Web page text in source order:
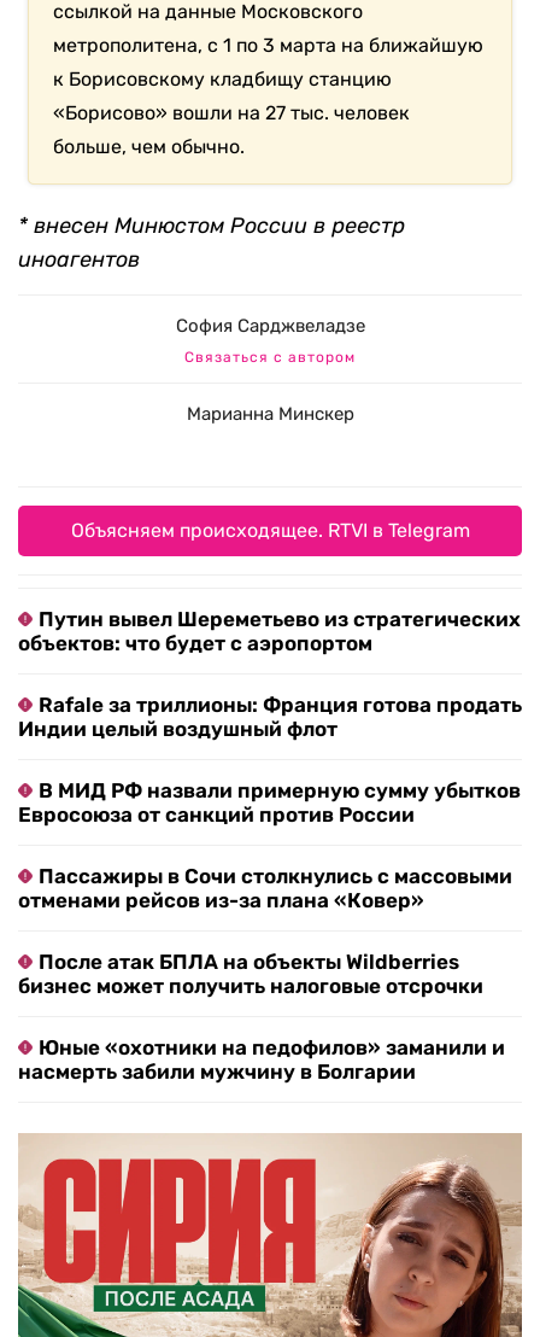
ссылкой на данные Московского
метрополитена, с 1 по 3 марта на ближайшую
к Борисовскому кладбищу станцию
«Борисово» вошли на 27 тыс. человек
больше, чем обычно.
* внесен Минюстом России в реестр
иноагентов
София Сарджвеладзе
Связаться с автором
Марианна Минскер
Объясняем происходящее. RTVI в Telegram
Путин вывел Шереметьево из стратегических
объектов: что будет с аэропортом
Rafale за триллионы: Франция готова продать
Индии целый воздушный флот
В МИД РФ назвали примерную сумму убытков
Евросоюза от санкций против России
Пассажиры в Сочи столкнулись с массовыми
отменами рейсов из-за плана «Ковер»
После атак БПЛА на объекты Wildberries
бизнес может получить налоговые отсрочки
Юные «охотники на педофилов» заманили и
насмерть забили мужчину в Болгарии